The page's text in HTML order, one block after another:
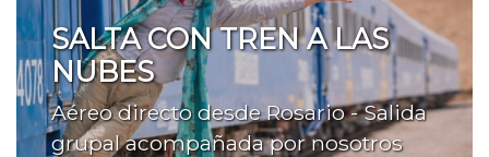
SALTA CON TREN A LAS
NUBES
Aéreo directo desde Rosario - Salida
grupal acompañada por nosotros